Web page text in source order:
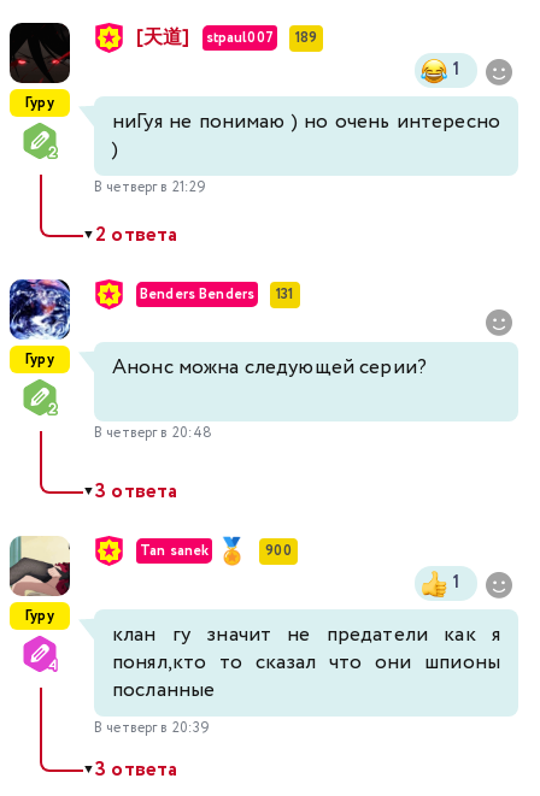
Гуру
[天道] stpaul007 189
1
ниГуя не понимаю ) но очень интересно
)
В четверг в 21:29
▼2 ответа
Гуру
Benders Benders 131
Анонс можна следующей серии?
В четверг в 20:48
▼3 ответа
Гуру
Tan sanek 900
1
клан гу значит не предатели как я
понял,кто то сказал что они шпионы
посланные
В четверг в 20:39
▼3 ответа